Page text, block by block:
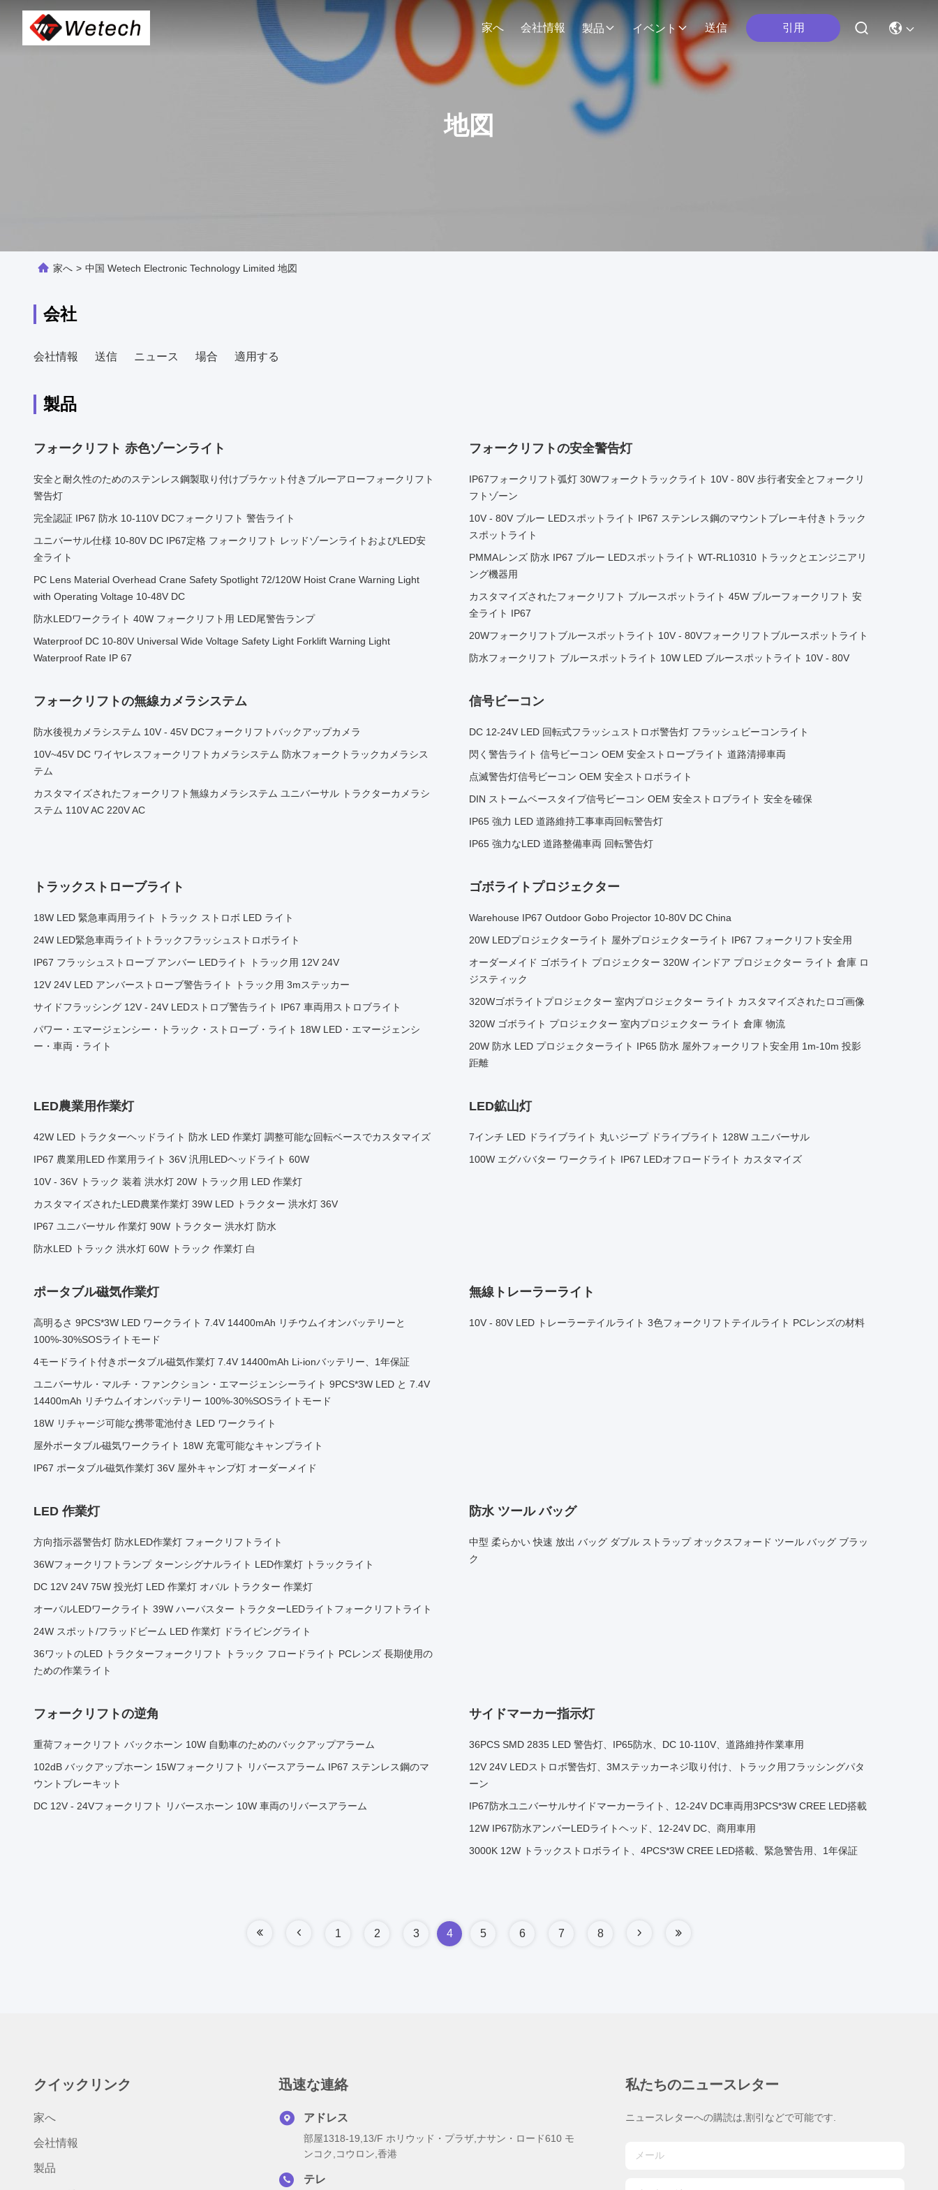
家へ 会社情報 製品 イベント 送信 引用
地図
家へ > 中国 Wetech Electronic Technology Limited 地図
会社
会社情報 送信 ニュース 場合 適用する
製品
フォークリフト 赤色ゾーンライト
安全と耐久性のためのステンレス鋼製取り付けブラケット付きブルーアローフォークリフト
警告灯
完全認証 IP67 防水 10-110V DCフォークリフト 警告ライト
ユニバーサル仕様 10-80V DC IP67定格 フォークリフト レッドゾーンライトおよびLED安
全ライト
PC Lens Material Overhead Crane Safety Spotlight 72/120W Hoist Crane Warning Light
with Operating Voltage 10-48V DC
防水LEDワークライト 40W フォークリフト用 LED尾警告ランプ
Waterproof DC 10-80V Universal Wide Voltage Safety Light Forklift Warning Light
Waterproof Rate IP 67
フォークリフトの安全警告灯
IP67フォークリフト弧灯 30Wフォークトラックライト 10V - 80V 歩行者安全とフォークリ
フトゾーン
10V - 80V ブルー LEDスポットライト IP67 ステンレス鋼のマウントブレーキ付きトラック
スポットライト
PMMAレンズ 防水 IP67 ブルー LEDスポットライト WT-RL10310 トラックとエンジニアリ
ング機器用
カスタマイズされたフォークリフト ブルースポットライト 45W ブルーフォークリフト 安
全ライト IP67
20Wフォークリフトブルースポットライト 10V - 80Vフォークリフトブルースポットライト
防水フォークリフト ブルースポットライト 10W LED ブルースポットライト 10V - 80V
フォークリフトの無線カメラシステム
防水後視カメラシステム 10V - 45V DCフォークリフトバックアップカメラ
10V~45V DC ワイヤレスフォークリフトカメラシステム 防水フォークトラックカメラシス
テム
カスタマイズされたフォークリフト無線カメラシステム ユニバーサル トラクターカメラシ
ステム 110V AC 220V AC
信号ビーコン
DC 12-24V LED 回転式フラッシュストロボ警告灯 フラッシュビーコンライト
閃く警告ライト 信号ビーコン OEM 安全ストローブライト 道路清掃車両
点滅警告灯信号ビーコン OEM 安全ストロボライト
DIN ストームベースタイプ信号ビーコン OEM 安全ストロブライト 安全を確保
IP65 強力 LED 道路維持工事車両回転警告灯
IP65 強力なLED 道路整備車両 回転警告灯
トラックストローブライト
18W LED 緊急車両用ライト トラック ストロボ LED ライト
24W LED緊急車両ライトトラックフラッシュストロボライト
IP67 フラッシュストローブ アンバー LEDライト トラック用 12V 24V
12V 24V LED アンバーストローブ警告ライト トラック用 3mステッカー
サイドフラッシング 12V - 24V LEDストロブ警告ライト IP67 車両用ストロブライト
パワー・エマージェンシー・トラック・ストローブ・ライト 18W LED・エマージェンシ
ー・車両・ライト
ゴボライトプロジェクター
Warehouse IP67 Outdoor Gobo Projector 10-80V DC China
20W LEDプロジェクターライト 屋外プロジェクターライト IP67 フォークリフト安全用
オーダーメイド ゴボライト プロジェクター 320W インドア プロジェクター ライト 倉庫 ロ
ジスティック
320Wゴボライトプロジェクター 室内プロジェクター ライト カスタマイズされたロゴ画像
320W ゴボライト プロジェクター 室内プロジェクター ライト 倉庫 物流
20W 防水 LED プロジェクターライト IP65 防水 屋外フォークリフト安全用 1m-10m 投影
距離
LED農業用作業灯
42W LED トラクターヘッドライト 防水 LED 作業灯 調整可能な回転ベースでカスタマイズ
IP67 農業用LED 作業用ライト 36V 汎用LEDヘッドライト 60W
10V - 36V トラック 装着 洪水灯 20W トラック用 LED 作業灯
カスタマイズされたLED農業作業灯 39W LED トラクター 洪水灯 36V
IP67 ユニバーサル 作業灯 90W トラクター 洪水灯 防水
防水LED トラック 洪水灯 60W トラック 作業灯 白
LED鉱山灯
7インチ LED ドライブライト 丸いジープ ドライブライト 128W ユニバーサル
100W エグババター ワークライト IP67 LEDオフロードライト カスタマイズ
ポータブル磁気作業灯
高明るさ 9PCS*3W LED ワークライト 7.4V 14400mAh リチウムイオンバッテリーと
100%-30%SOSライトモード
4モードライト付きポータブル磁気作業灯 7.4V 14400mAh Li-ionバッテリー、1年保証
ユニバーサル・マルチ・ファンクション・エマージェンシーライト 9PCS*3W LED と 7.4V
14400mAh リチウムイオンバッテリー 100%-30%SOSライトモード
18W リチャージ可能な携帯電池付き LED ワークライト
屋外ポータブル磁気ワークライト 18W 充電可能なキャンプライト
IP67 ポータブル磁気作業灯 36V 屋外キャンプ灯 オーダーメイド
無線トレーラーライト
10V - 80V LED トレーラーテイルライト 3色フォークリフトテイルライト PCレンズの材料
LED 作業灯
方向指示器警告灯 防水LED作業灯 フォークリフトライト
36Wフォークリフトランプ ターンシグナルライト LED作業灯 トラックライト
DC 12V 24V 75W 投光灯 LED 作業灯 オバル トラクター 作業灯
オーバルLEDワークライト 39W ハーバスター トラクターLEDライトフォークリフトライト
24W スポット/フラッドビーム LED 作業灯 ドライビングライト
36ワットのLED トラクターフォークリフト トラック フロードライト PCレンズ 長期使用の
ための作業ライト
防水 ツール バッグ
中型 柔らかい 快速 放出 バッグ ダブル ストラップ オックスフォード ツール バッグ ブラッ
ク
フォークリフトの逆角
重荷フォークリフト バックホーン 10W 自動車のためのバックアップアラーム
102dB バックアップホーン 15Wフォークリフト リバースアラーム IP67 ステンレス鋼のマ
ウントブレーキット
DC 12V - 24Vフォークリフト リバースホーン 10W 車両のリバースアラーム
サイドマーカー指示灯
36PCS SMD 2835 LED 警告灯、IP65防水、DC 10-110V、道路維持作業車用
12V 24V LEDストロボ警告灯、3Mステッカーネジ取り付け、トラック用フラッシングパタ
ーン
IP67防水ユニバーサルサイドマーカーライト、12-24V DC車両用3PCS*3W CREE LED搭載
12W IP67防水アンバーLEDライトヘッド、12-24V DC、商用車用
3000K 12W トラックストロボライト、4PCS*3W CREE LED搭載、緊急警告用、1年保証
1 2 3 4 5 6 7 8
クイックリンク
家へ
会社情報
製品
迅速な連絡
アドレス
部屋1318-19,13/F ホリウッド・プラザ,ナサン・ロード610 モ
ンコク,コウロン,香港
テレ
私たちのニュースレター
ニュースレターへの購読は,割引などで可能です.